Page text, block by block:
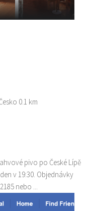
0.1 km
pivo po České Lípě
v 19:30. Objednávky
nebo ...